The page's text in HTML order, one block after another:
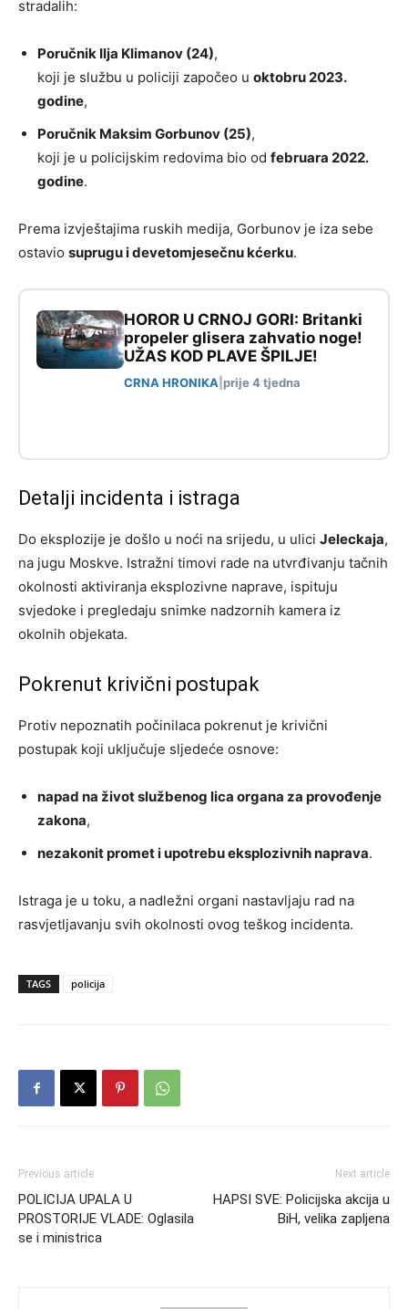
stradalih:
Poručnik Ilja Klimanov (24),
koji je službu u policiji započeo u oktobru 2023.
godine,
Poručnik Maksim Gorbunov (25),
koji je u policijskim redovima bio od februara 2022.
godine.
Prema izvještajima ruskih medija, Gorbunov je iza sebe
ostavio suprugu i devetomjesečnu kćerku.
HOROR U CRNOJ GORI: Britanki
propeler glisera zahvatio noge!
UŽAS KOD PLAVE ŠPILJE!
CRNA HRONIKA prije 4 tjedna
Detalji incidenta i istraga
Do eksplozije je došlo u noći na srijedu, u ulici Jeleckaja,
na jugu Moskve. Istražni timovi rade na utvrđivanju tačnih
okolnosti aktiviranja eksplozivne naprave, ispituju
svjedoke i pregledaju snimke nadzornih kamera iz
okolnih objekata.
Pokrenut krivični postupak
Protiv nepoznatih počinilaca pokrenut je krivični
postupak koji uključuje sljedeće osnove:
napad na život službenog lica organa za provođenje
zakona,
nezakonit promet i upotrebu eksplozivnih naprava.
Istraga je u toku, a nadležni organi nastavljaju rad na
rasvjetljavanju svih okolnosti ovog teškog incidenta.
TAGS policija
Previous article
POLICIJA UPALA U
PROSTORIJE VLADE: Oglasila
se i ministrica
Next article
HAPSI SVE: Policijska akcija u
BiH, velika zapljena